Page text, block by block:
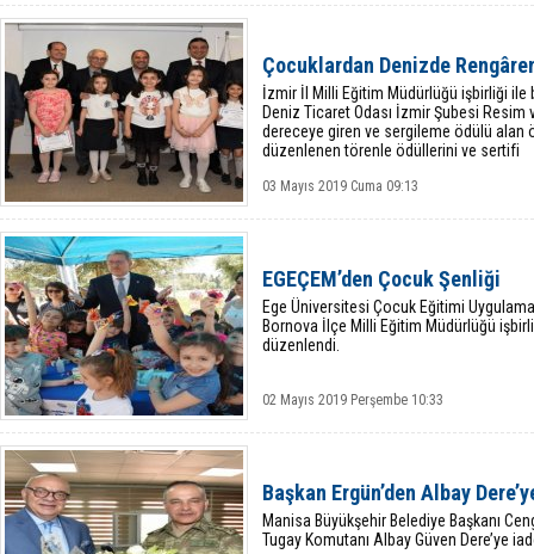
Çocuklardan Denizde
İzmir İl Milli Eğitim Müdürlüğü işbirliği ile
Deniz Ticaret Odası İzmir Şubesi Resim
dereceye giren ve sergileme ödülü alan
düzenlenen törenle ödüllerini ve sertifi
03 Mayıs 2019 Cuma 09:13
EGEÇEM’den Çocuk Şenliği
Ege Üniversitesi Çocuk Eğitimi
Bornova İlçe Milli Eğitim Müdürlüğü
düzenlendi.
02 Mayıs 2019 Perşembe 10:33
Başkan Ergün’den Albay
Manisa Büyükşehir Belediye Başkanı
Tugay Komutanı Albay Güven Dere’ye